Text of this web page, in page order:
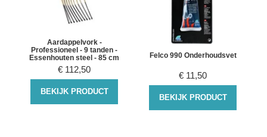
Aardappelvork -
Professioneel - 9 tanden -
Essenhouten steel - 85 cm
€ 112,50
BEKIJK PRODUCT
Felco 990 Onderhoudsvet
€ 11,50
BEKIJK PRODUCT